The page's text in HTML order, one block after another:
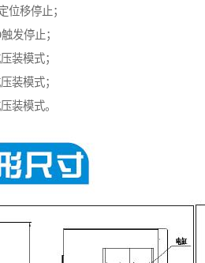
位移停止；
发停止；
装模式；
装模式；
装模式。